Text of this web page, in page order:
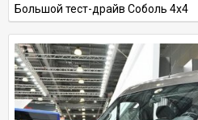
Большой тест-драйв Соболь 4х4